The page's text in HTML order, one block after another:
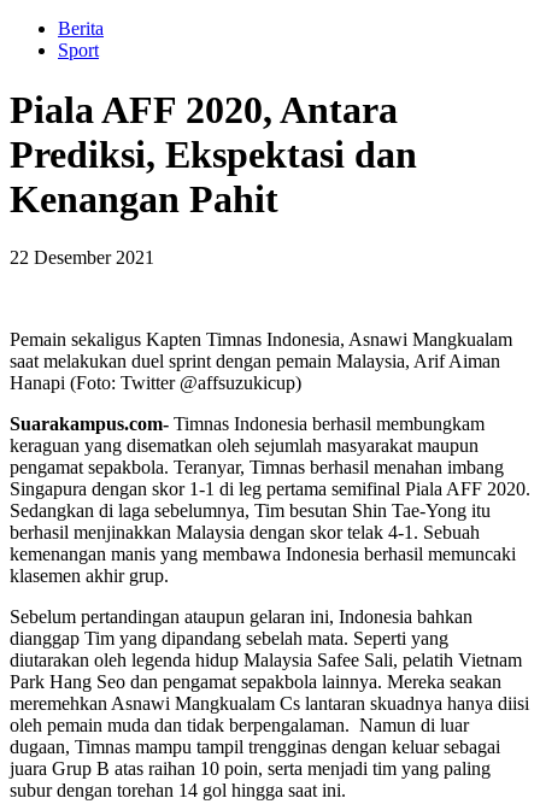
Berita
Sport
Piala AFF 2020, Antara
Prediksi, Ekspektasi dan
Kenangan Pahit
22 Desember 2021
Pemain sekaligus Kapten Timnas Indonesia, Asnawi Mangkualam
saat melakukan duel sprint dengan pemain Malaysia, Arif Aiman
Hanapi (Foto: Twitter @affsuzukicup)
Suarakampus.com- Timnas Indonesia berhasil membungkam
keraguan yang disematkan oleh sejumlah masyarakat maupun
pengamat sepakbola. Teranyar, Timnas berhasil menahan imbang
Singapura dengan skor 1-1 di leg pertama semifinal Piala AFF 2020.
Sedangkan di laga sebelumnya, Tim besutan Shin Tae-Yong itu
berhasil menjinakkan Malaysia dengan skor telak 4-1. Sebuah
kemenangan manis yang membawa Indonesia berhasil memuncaki
klasemen akhir grup.
Sebelum pertandingan ataupun gelaran ini, Indonesia bahkan
dianggap Tim yang dipandang sebelah mata. Seperti yang
diutarakan oleh legenda hidup Malaysia Safee Sali, pelatih Vietnam
Park Hang Seo dan pengamat sepakbola lainnya. Mereka seakan
meremehkan Asnawi Mangkualam Cs lantaran skuadnya hanya diisi
oleh pemain muda dan tidak berpengalaman. Namun di luar
dugaan, Timnas mampu tampil trengginas dengan keluar sebagai
juara Grup B atas raihan 10 poin, serta menjadi tim yang paling
subur dengan torehan 14 gol hingga saat ini.